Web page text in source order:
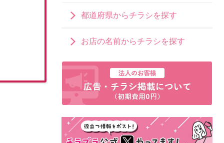
都道府県からチラシを探す
お店の名前からチラシを探す